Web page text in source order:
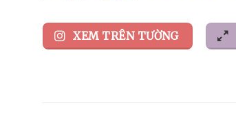
XEM TRÊN TƯỜNG